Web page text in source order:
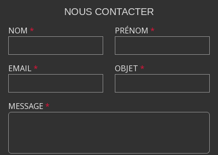
NOUS CONTACTER
NOM *
EMAIL*
PRÉNOM *
OBJET *
MESSAGE *